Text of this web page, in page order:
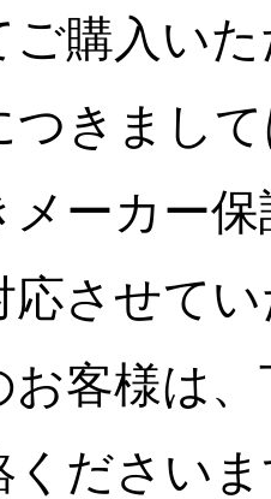
ご購入い
つきまし
メーカー
応させて
お客様は
ください